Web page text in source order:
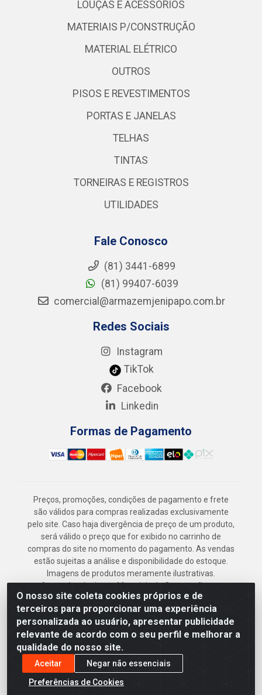
O nosso site coleta cookies próprios e de
terceiros para proporcionar uma experiência
personalizada ao usuário, apresentar publicidade
relevante de acordo com o seu perfil e melhorar a
qualidade do nosso site.
Aceitar
Negar não essenciais
Preferências de Cookies
LOUÇAS E ACESSÓRIOS
MATERIAIS P/CONSTRUÇÃO
MATERIAL ELÉTRICO
OUTROS
PISOS E REVESTIMENTOS
PORTAS E JANELAS
TELHAS
TINTAS
TORNEIRAS E REGISTROS
UTILIDADES
Fale Conosco
(81) 3441-6899
(81) 99407-6039
comercial@armazemjenipapo.com.br
Redes Sociais
Instagram
TikTok
Facebook
Linkedin
Formas de Pagamento
Preços, promoções, condições de pagamento e frete
são válidos para compras realizadas exclusivamente
pelo site. Caso haja divergência de preço de um produto,
será válido o preço que for exibido no carrinho de
compras do site no momento do pagamento. As vendas
estão sujeitas a análise e disponibilidade do estoque.
Imagens de produtos meramente ilustrativas.
Armazém Jenipapo Materiais de Construção em
Geral LTDA - Rua das Flores, 2691 - Guabiraba,
Recife/PE - CEP 52.291-630 - CNPJ
41.097.379/0001-